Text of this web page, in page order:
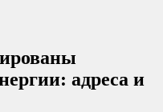
адреса и